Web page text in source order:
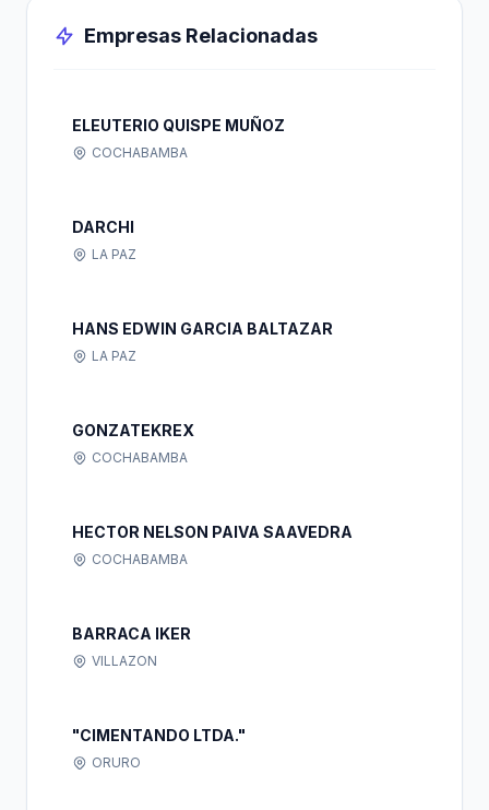
Empresas Relacionadas
ELEUTERIO QUISPE MUÑOZ
COCHABAMBA
DARCHI
LA PAZ
HANS EDWIN GARCIA BALTAZAR
LA PAZ
GONZATEKREX
COCHABAMBA
HECTOR NELSON PAIVA SAAVEDRA
COCHABAMBA
BARRACA IKER
VILLAZON
"CIMENTANDO LTDA."
ORURO